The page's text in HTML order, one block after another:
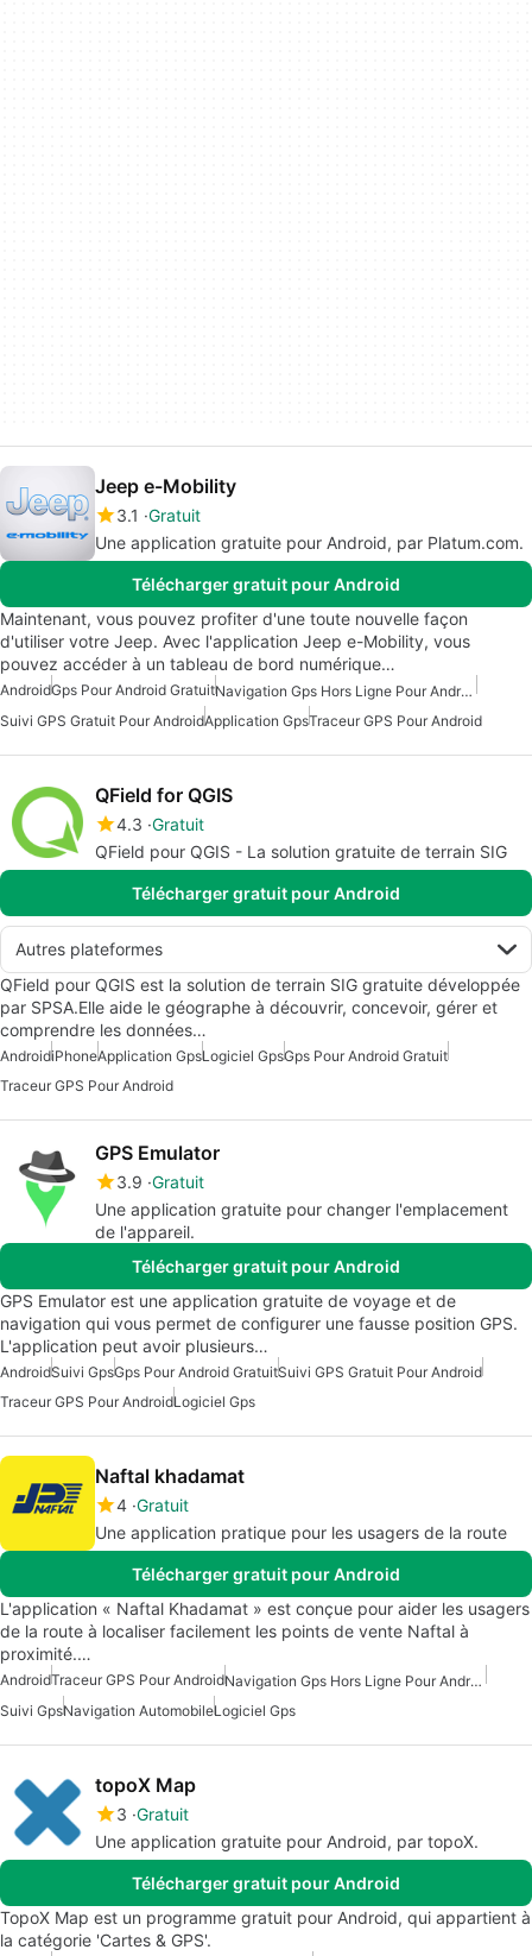
Jeep e-Mobility
3.1 Gratuit
Une application gratuite pour Android, par Platum.com.
Télécharger gratuit pour Android
Maintenant, vous pouvez profiter d'une toute nouvelle façon
d'utiliser votre Jeep. Avec l'application Jeep e-Mobility, vous
pouvez accéder à un tableau de bord numérique…
AndroidGps Pour Android Gratuit
Navigation Gps Hors Ligne Pour Android
Suivi GPS Gratuit Pour AndroidApplication GpsTraceur GPS Pour Android
QField for QGIS
4.3 Gratuit
QField pour QGIS - La solution gratuite de terrain SIG
Télécharger gratuit pour Android
Autres plateformes
QField pour QGIS est la solution de terrain SIG gratuite développée
par SPSA.Elle aide le géographe à découvrir, concevoir, gérer et
comprendre les données…
AndroidiPhoneApplication GpsLogiciel GpsGps Pour Android Gratuit
Traceur GPS Pour Android
GPS Emulator
3.9 Gratuit
Une application gratuite pour changer l'emplacement
de l'appareil.
Télécharger gratuit pour Android
GPS Emulator est une application gratuite de voyage et de
navigation qui vous permet de configurer une fausse position GPS.
L'application peut avoir plusieurs…
AndroidSuivi GpsGps Pour Android GratuitSuivi GPS Gratuit Pour Android
Traceur GPS Pour AndroidLogiciel Gps
Naftal khadamat
4 Gratuit
Une application pratique pour les usagers de la route
Télécharger gratuit pour Android
L'application « Naftal Khadamat » est conçue pour aider les usagers
de la route à localiser facilement les points de vente Naftal à
proximité.…
AndroidTraceur GPS Pour Android
Navigation Gps Hors Ligne Pour Android
Suivi GpsNavigation AutomobileLogiciel Gps
topoX Map
3 Gratuit
Une application gratuite pour Android, par topoX.
Télécharger gratuit pour Android
TopoX Map est un programme gratuit pour Android, qui appartient à
la catégorie 'Cartes & GPS'.